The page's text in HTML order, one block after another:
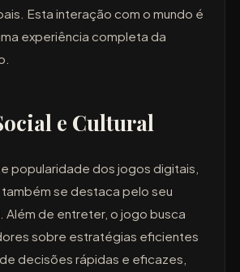
Esta interação com o mundo é
experiência completa da
e Cultural
popularidade dos jogos digitais,
se destaca pelo seu
Além de entreter, o jogo busca
sobre estratégias eficientes
decisões rápidas e eficazes,